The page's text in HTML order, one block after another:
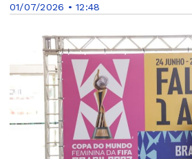
01/07/2026 • 12:48